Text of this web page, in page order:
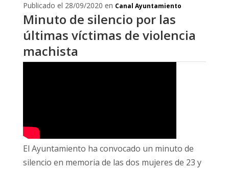
Publicado el 28/09/2020 en Canal Ayuntamiento
Minuto de silencio por las
últimas víctimas de violencia
machista
El Ayuntamiento ha convocado un minuto de
silencio en memoria de las dos mujeres de 23 y